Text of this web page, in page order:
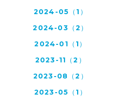
2024-05（1）
2024-03（2）
2024-01（1）
2023-11（2）
2023-08（2）
2023-05（1）